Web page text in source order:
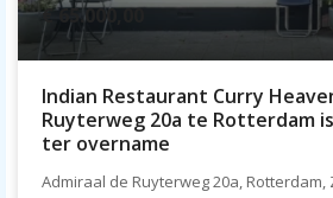
€ 65.000,00
Indian Restaurant Curry
Ruyterweg 20a te Rotterdam
ter overname
Admiraal de Ruyterweg 20a, Rotterdam,